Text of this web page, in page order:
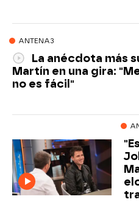
ANTENA3
La anécdota más
Martín en una gira:
no es fácil"